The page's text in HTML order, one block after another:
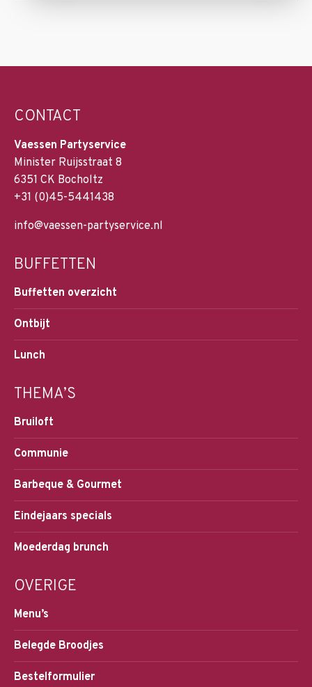
CONTACT
Vaessen Partyservice
Minister Ruijsstraat 8
6351 CK Bocholtz
+31 (0)45-5441438
info@vaessen-partyservice.nl
BUFFETTEN
Buffetten overzicht
Ontbijt
Lunch
THEMA’S
Bruiloft
Communie
Barbeque & Gourmet
Eindejaars specials
Moederdag brunch
OVERIGE
Menu’s
Belegde Broodjes
Bestelformulier